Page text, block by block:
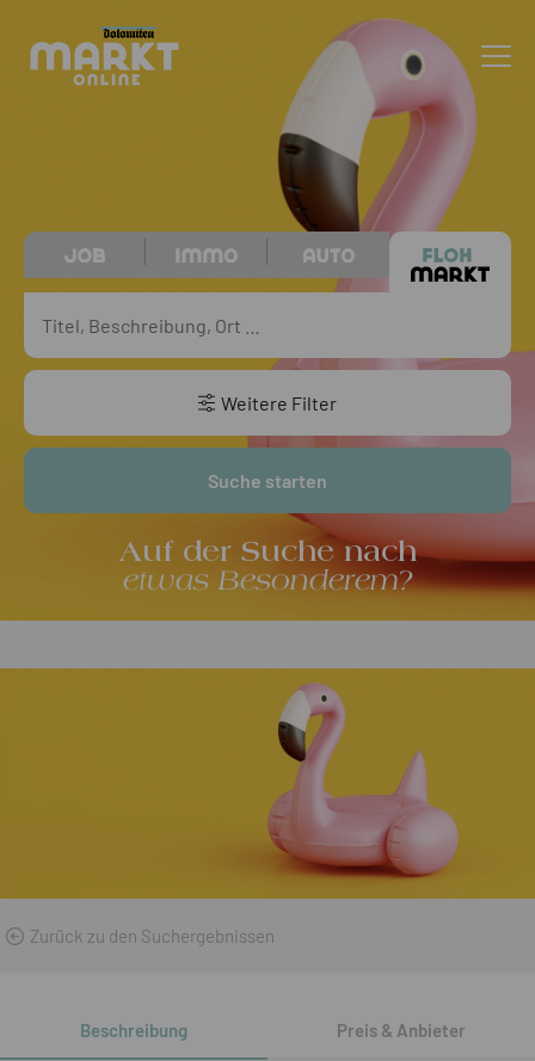
Auf der Suche nach
etwas Besonderem?
Weitere Filter
Suche starten
Zurück zu den Suchergebnissen
Beschreibung Preis & Anbieter